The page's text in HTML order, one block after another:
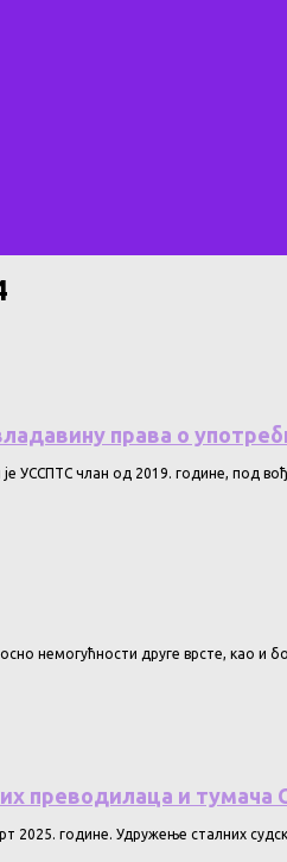
права o
УССПТС члан од 2019. године, под
немогућности друге врсте, као и
преводилаца и тумача
године. Удружење сталних